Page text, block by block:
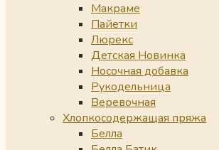
Макраме
Пайетки
Люрекс
Детская Новинка
Носочная добавка
Рукодельница
Веревочная
Хлопкосодержащая пряжа
Белла